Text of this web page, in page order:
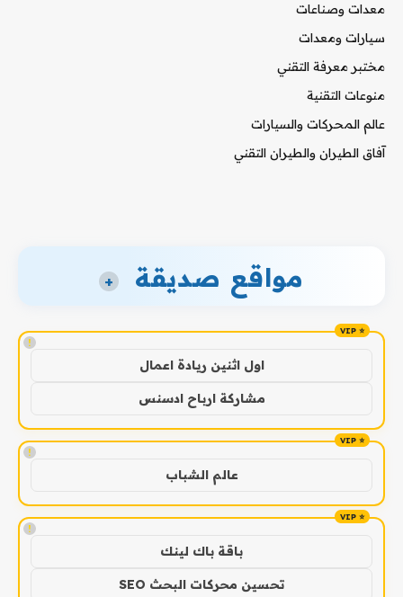
معدات وصناعات
سيارات ومعدات
مختبر معرفة التقني
منوعات التقنية
عالم المحركات والسيارات
آفاق الطيران والطيران التقني
مواقع صديقة +
!
اول اثنين ريادة اعمال
مشاركة ارباح ادسنس
!
عالم الشباب
!
باقة باك لينك
تحسين محركات البحث SEO